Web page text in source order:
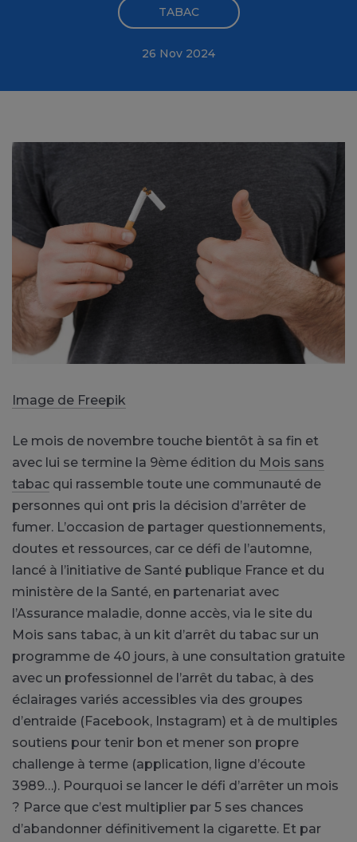
TABAC
26 Nov 2024
Image de Freepik
Le mois de novembre touche bientôt à sa fin et
avec lui se termine la 9ème édition du Mois sans
tabac qui rassemble toute une communauté de
personnes qui ont pris la décision d’arrêter de
fumer. L’occasion de partager questionnements,
doutes et ressources, car ce défi de l’automne,
lancé à l’initiative de Santé publique France et du
ministère de la Santé, en partenariat avec
l’Assurance maladie, donne accès, via le site du
Mois sans tabac, à un kit d’arrêt du tabac sur un
programme de 40 jours, à une consultation gratuite
avec un professionnel de l’arrêt du tabac, à des
éclairages variés accessibles via des groupes
d’entraide (Facebook, Instagram) et à de multiples
soutiens pour tenir bon et mener son propre
challenge à terme (application, ligne d’écoute
3989…). Pourquoi se lancer le défi d’arrêter un mois
? Parce que c’est multiplier par 5 ses chances
d’abandonner définitivement la cigarette. Et par